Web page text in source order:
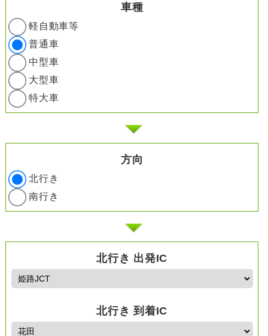
車種
軽自動車等
普通車
中型車
大型車
特大車
方向
北行き
南行き
北行き 出発IC
北行き 到着IC